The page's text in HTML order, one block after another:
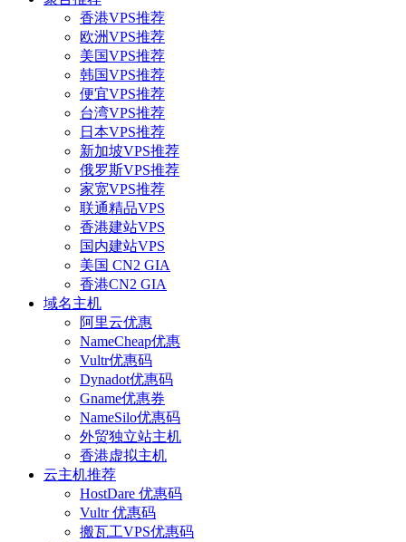
香港VPS推荐
欧洲VPS推荐
美国VPS推荐
韩国VPS推荐
便宜VPS推荐
台湾VPS推荐
日本VPS推荐
新加坡VPS推荐
俄罗斯VPS推荐
家宽VPS推荐
联通精品VPS
香港建站VPS
国内建站VPS
美国 CN2 GIA
香港CN2 GIA
域名主机
阿里云优惠
NameCheap优惠
Vultr优惠码
Dynadot优惠码
Gname优惠券
NameSilo优惠码
外贸独立站主机
香港虚拟主机
云主机推荐
HostDare 优惠码
Vultr 优惠码
搬瓦工VPS优惠码